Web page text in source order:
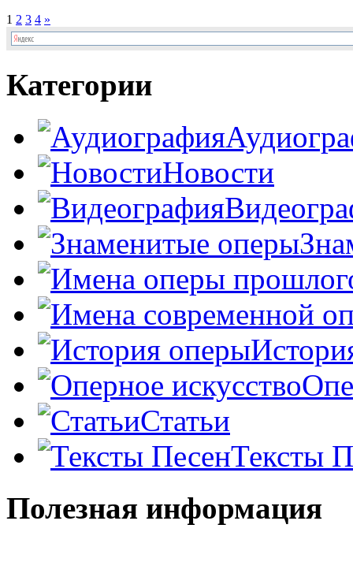
1 2 3 4 »
Категории
Новости
Статьи
Тексты
Полезная информация